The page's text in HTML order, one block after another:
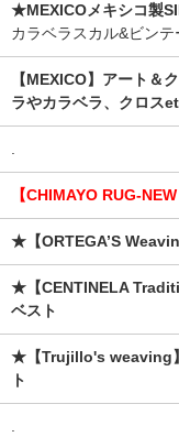
★MEXICOメキシコ製
カラベラスカル&ビンテ
【MEXICO】アート＆
ラやカラベラ、クロス
.
【CHIMAYO RUG-
★【ORTEGA’S
★【CENTINELA
ベスト
★【Trujillo's weaving
ト
.